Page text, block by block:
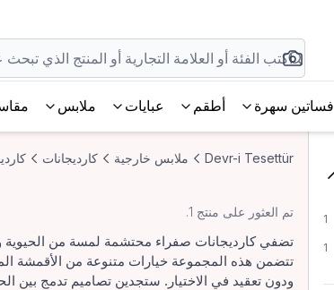
فساتين سهرة أطقم عبايات ملابس
1
1
Devr-i Tesettür ملابس خارجية كارديجانات
تم العثور على منتج 1.
تضفي كارديجانات صفراء محتشمة لمسة من الحيوية
تتضمن هذه المجموعة خيارات متنوعة من الأقمشة
ودون تعقيد في الاختيار. ستجدين تصاميم تدمج بين